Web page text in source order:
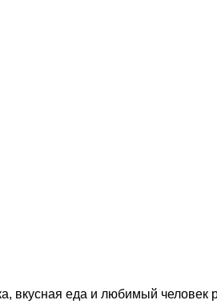
вкусная еда и любимый